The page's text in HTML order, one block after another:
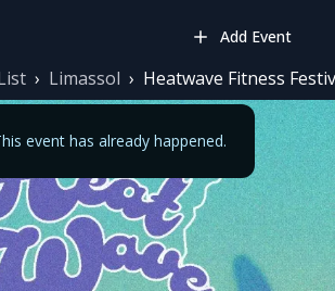
Add Event
event has already happened.
› Limassol › Heatwave Fitness